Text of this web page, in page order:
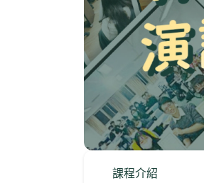
課程介紹